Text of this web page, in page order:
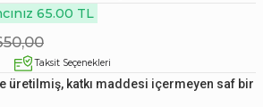
65.00 TL
Taksit Seçenekleri
üretilmiş, katkı maddesi içermeyen saf bir